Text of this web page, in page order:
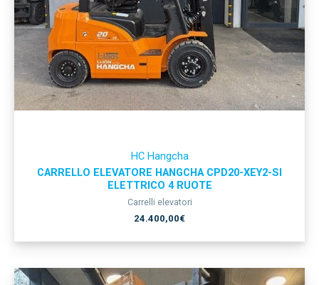
HC Hangcha
CARRELLO ELEVATORE HANGCHA CPD20-XEY2-SI
ELETTRICO 4 RUOTE
Carrelli elevatori
24.400,00€